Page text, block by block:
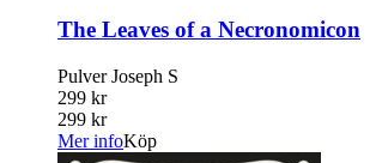
The Leaves of a Necronomicon
Pulver Joseph S
299 kr
299 kr
Mer infoKöp